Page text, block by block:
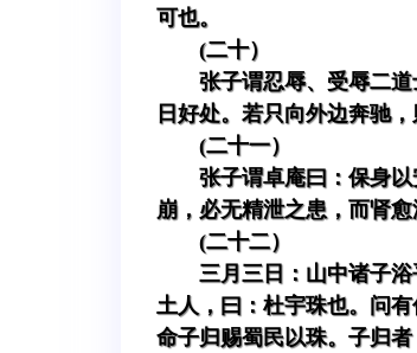
可也。
(二十）
张子谓忍辱、受辱二
日好处。若只向外边奔驰
(二十一）
张子谓卓庵曰：保身
崩，必无精泄之患，而肾
(二十二）
三月三日：山中诸子
土人，曰：杜宇珠也。问
命子归赐蜀民以珠。子归